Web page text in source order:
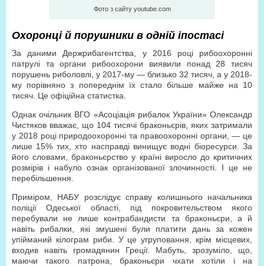
Фото з сайту youtube.com
Охоронці й порушники в одній іпостасі
За даними Держриб­агентства, у 2016 році рибоохоронні
патрулі та органи рибоохорони виявили понад 28 тисяч
порушень риболовлі, у 2017-му — близько 32 тисяч, а у 2018-
му порівняно з попереднім їх стало більше майже на 10
тисяч. Це офіційна статистка.
Однак очільник ВГО «Асоціація рибалок України» Олександр
Чистяков вважає, що 104 тисячі браконьєрів, яких затримали
у 2018 році природоохоронні та правоохоронні органи, — це
лише 15% тих, хто насправді винищує водні біоресурси. За
його словами, браконьєрство у країні виросло до критичних
розмірів і набуло ознак організованої злочинності. І це не
перебільшення.
Приміром, НАБУ розслідує справу колишнього начальника
поліції Одеської області, під покровительством якого
перебували не лише контрабандисти та браконьєри, а й
навіть рибалки, які змушені були платити дань за кожен
упійманий кілограм риби. У це угруповання, крім місцевих,
входив навіть громадянин Греції. Мабуть, зрозуміло, що,
маючи такого патрона, браконьєри чхати хотіли і на